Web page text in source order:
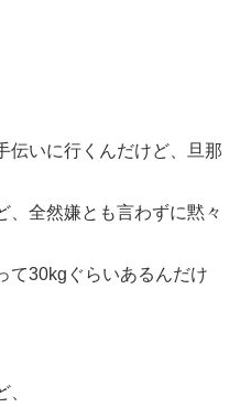
伝いに行くんだけど、旦那
、全然嫌とも言わずに黙々
て30kgぐらいあるんだけ